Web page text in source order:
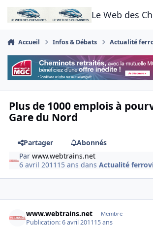
Aller au contenu
Le Web des
Accueil Infos & Débats Actualité
Plus de 1000 emplois à
Gare du Nord
Partager
Abonnés
Parwww.webtrains.net
6 avril 2011 15 ans dansActualité
www.webtrains.net Membre
Publication:6 avril 201115 ans